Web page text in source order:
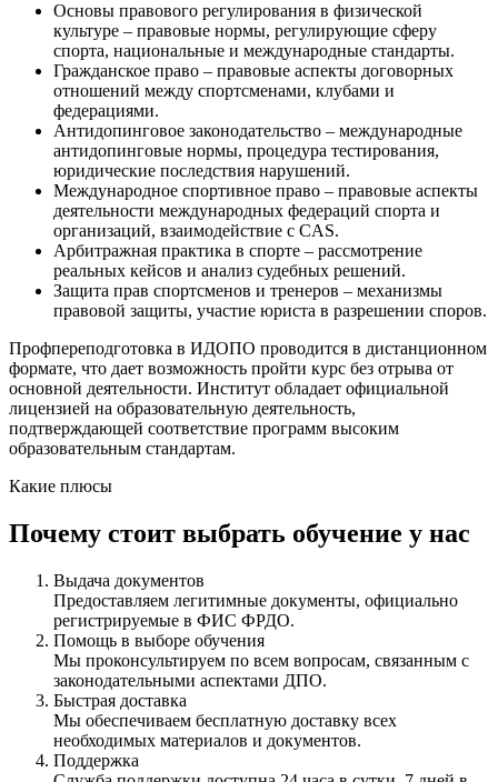
Основы правового регулирования в физической
культуре – правовые нормы, регулирующие сферу
спорта, национальные и международные стандарты.
Гражданское право – правовые аспекты договорных
отношений между спортсменами, клубами и
федерациями.
Антидопинговое законодательство – международные
антидопинговые нормы, процедура тестирования,
юридические последствия нарушений.
Международное спортивное право – правовые аспекты
деятельности международных федераций спорта и
организаций, взаимодействие с CAS.
Арбитражная практика в спорте – рассмотрение
реальных кейсов и анализ судебных решений.
Защита прав спортсменов и тренеров – механизмы
правовой защиты, участие юриста в разрешении споров.
Профпереподготовка в ИДОПО проводится в дистанционном
формате, что дает возможность пройти курс без отрыва от
основной деятельности. Институт обладает официальной
лицензией на образовательную деятельность,
подтверждающей соответствие программ высоким
образовательным стандартам.
Какие плюсы
Почему стоит выбрать обучение у нас
Выдача документов
Предоставляем легитимные документы, официально
регистрируемые в ФИС ФРДО.
Помощь в выборе обучения
Мы проконсультируем по всем вопросам, связанным с
законодательными аспектами ДПО.
Быстрая доставка
Мы обеспечиваем бесплатную доставку всех
необходимых материалов и документов.
Поддержка